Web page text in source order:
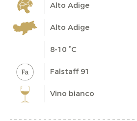
Alto Adige
Alto Adige
8-10 °C
Falstaff 91
Vino bianco